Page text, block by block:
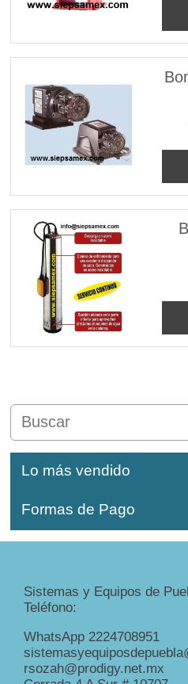
Lo más vendido
Formas de Pago
Sistemas y Equipos de
Teléfono:
WhatsApp 2224708951
rsozah@prodigy.net.mx